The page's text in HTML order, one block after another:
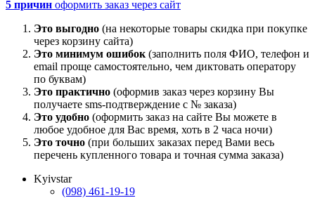
5 причин оформить заказ через сайт
Это выгодно (на некоторые товары скидка при покупке
через корзину сайта)
Это минимум ошибок (заполнить поля ФИО, телефон и
email проще самостоятельно, чем диктовать оператору
по буквам)
Это практично (оформив заказ через корзину Вы
получаете sms-подтверждение с № заказа)
Это удобно (оформить заказ на сайте Вы можете в
любое удобное для Вас время, хоть в 2 часа ночи)
Это точно (при больших заказах перед Вами весь
перечень купленного товара и точная сумма заказа)
Kyivstar
(098) 461-19-19